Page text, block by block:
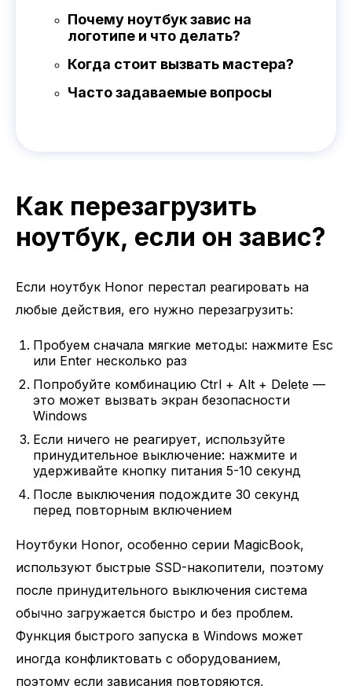
Почему ноутбук завис на
логотипе и что делать?
Когда стоит вызвать мастера?
Часто задаваемые вопросы
Как перезагрузить
ноутбук, если он завис?
Если ноутбук Honor перестал реагировать на
любые действия, его нужно перезагрузить:
Пробуем сначала мягкие методы: нажмите Esc
или Enter несколько раз
Попробуйте комбинацию Ctrl + Alt + Delete —
это может вызвать экран безопасности
Windows
Если ничего не реагирует, используйте
принудительное выключение: нажмите и
удерживайте кнопку питания 5-10 секунд
После выключения подождите 30 секунд
перед повторным включением
Ноутбуки Honor, особенно серии MagicBook,
используют быстрые SSD-накопители, поэтому
после принудительного выключения система
обычно загружается быстро и без проблем.
Функция быстрого запуска в Windows может
иногда конфликтовать с оборудованием,
поэтому если зависания повторяются,